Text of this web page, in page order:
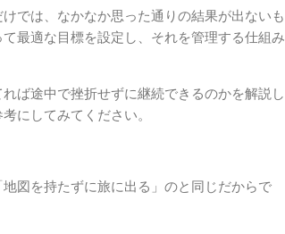
では、なかなか思った通りの結果が出ないも
最適な目標を設定し、それを管理する仕組み
ば途中で挫折せずに継続できるのかを解説し
にしてみてください。
図を持たずに旅に出る」のと同じだからで